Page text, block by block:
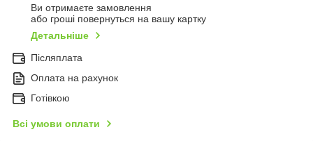
Ви отримаєте замовлення
або гроші повернуться на вашу картку
Детальніше
Післяплата
Оплата на рахунок
Готівкою
Всі умови оплати